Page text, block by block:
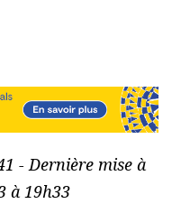
- Dernière mise à
à 19h33